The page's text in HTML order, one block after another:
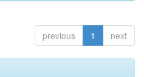
previous 1 next